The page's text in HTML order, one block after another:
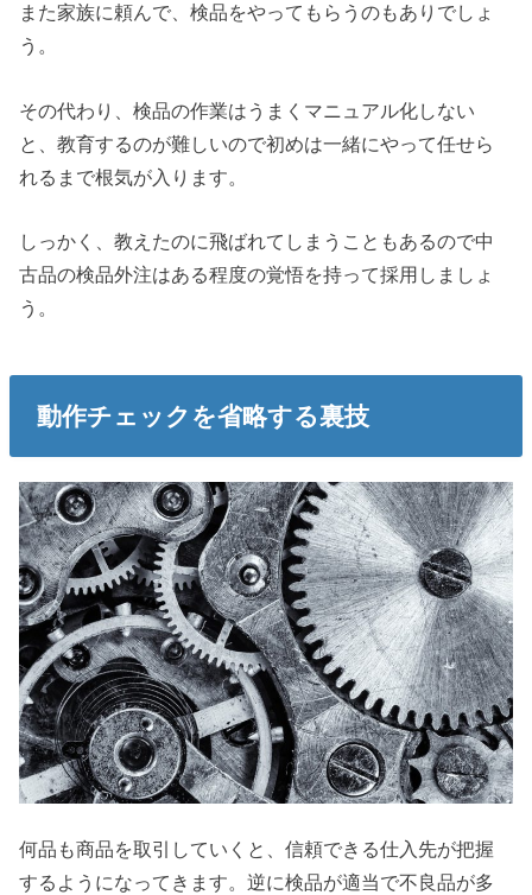
また家族に頼んで、検品をやってもらうのもありでしょ
う。
その代わり、検品の作業はうまくマニュアル化しない
と、教育するのが難しいので初めは一緒にやって任せら
れるまで根気が入ります。
しっかく、教えたのに飛ばれてしまうこともあるので中
古品の検品外注はある程度の覚悟を持って採用しましょ
う。
動作チェックを省略する裏技
何品も商品を取引していくと、信頼できる仕入先が把握
するようになってきます。逆に検品が適当で不良品が多